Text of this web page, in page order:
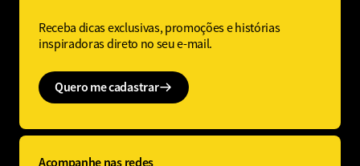
Receba dicas exclusivas, promoções e histórias
inspiradoras direto no seu e-mail.
Quero me cadastrar
Acompanhe nas redes